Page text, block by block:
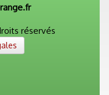
réservés